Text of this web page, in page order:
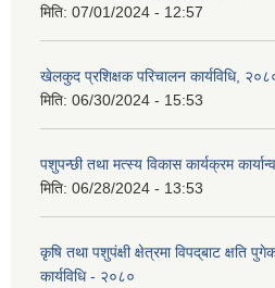
मिति: 07/01/2024 - 12:57
खेलकुद प्रशिक्षक परिचालन कार्यविधि,
मिति: 06/30/2024 - 15:53
पशुपन्छी तथा मत्स्य विकास कार्यक्रम
मिति: 06/28/2024 - 13:53
कृषि तथा पशुपंक्षी क्षेत्रमा विपद्‌बाट क्षति
कार्यविधि - २०८०